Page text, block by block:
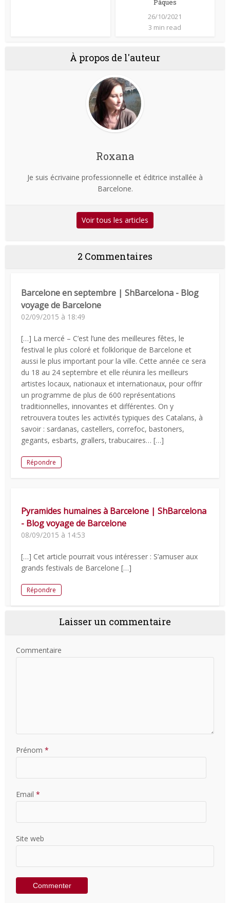
Pâques
26/10/2021
3 min read
À propos de l'auteur
Roxana
Je suis écrivaine professionnelle et éditrice installée à
Barcelone.
Voir tous les articles
2 Commentaires
Barcelone en septembre | ShBarcelona - Blog
voyage de Barcelone
02/09/2015 à 18:49
[…] La mercé – C’est l’une des meilleures fêtes, le
festival le plus coloré et folklorique de Barcelone et
aussi le plus important pour la ville. Cette année ce sera
du 18 au 24 septembre et elle réunira les meilleurs
artistes locaux, nationaux et internationaux, pour offrir
un programme de plus de 600 représentations
traditionnelles, innovantes et différentes. On y
retrouvera toutes les activités typiques des Catalans, à
savoir : sardanas, castellers, correfoc, bastoners,
gegants, esbarts, grallers, trabucaires… […]
Répondre
Pyramides humaines à Barcelone | ShBarcelona
- Blog voyage de Barcelone
08/09/2015 à 14:53
[…] Cet article pourrait vous intéresser : S’amuser aux
grands festivals de Barcelone […]
Répondre
Laisser un commentaire
Commentaire
Prénom *
Email *
Site web